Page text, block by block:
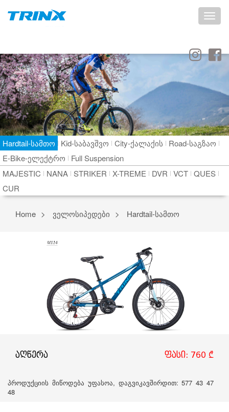
Toggle
Hardtail-სამთო Kid-საბავშვო City-ქალაქის
Road-საგზაო
E-Bike-ელექტრო
Full Suspension
MAJESTIC
NANA STRIKER X-TREME DVR VCT QUES
CUR
Home ველოსიპედები Hardtail-სამთო
აღწერა ფასი: 760 ₾
პროდუქციის მიწოდება უფასოა, დაგვიკავშირდით: 577 43 47
48